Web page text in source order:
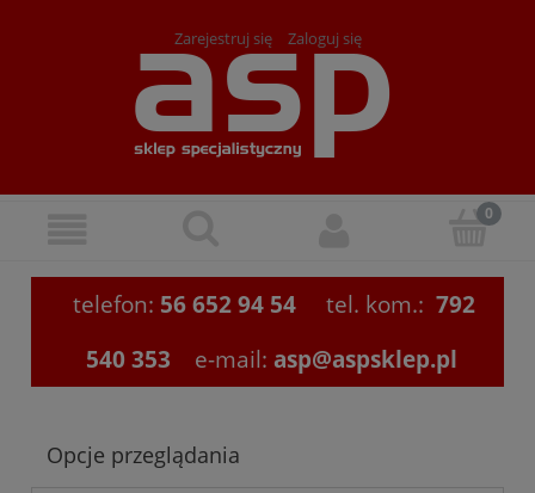
Zarejestruj się Zaloguj się
telefon: 56 652 94 54 tel. kom.: 792
540 353
e-mail: asp@aspsklep.pl
Opcje przeglądania